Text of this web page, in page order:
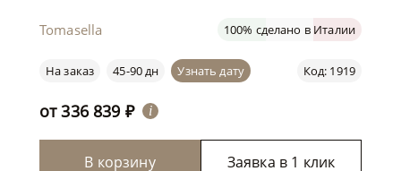
Tomasella 100% сделано в Италии
Код: 1919
На заказ 45-90 дн Узнать дату
от336 839 ₽ i
В корзину Заявка в 1 клик